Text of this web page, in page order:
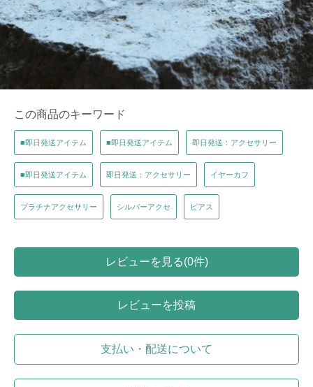
この商品のキーワード
■即日発送アイテム ■即日発送アイテム 即日発送：アクセサリー
■即日発送アイテム 即日発送：アクセサリー イヤーカフ
プラチナアクセサリー シルバーアクセ ピアス
レビューを見る(0件)
レビューを投稿
支払い・配送について